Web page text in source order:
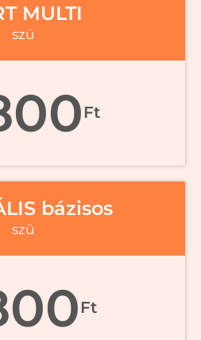
MULTI
szü
Ft
bázisos
szü
Ft